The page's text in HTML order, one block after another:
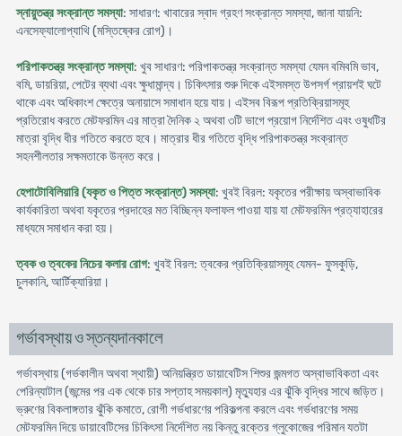
স্নায়ুতন্ত্র সংক্রান্ত সমস্যা: সাধারণ: খাবারের স্বাদ গ্রহণ সংক্রান্ত সমস্যা, জানা যায়নি:
এনসেফ্যালোপ্যাথি (মস্তিষ্কের রোগ)।
পরিপাকতন্ত্র সংক্রান্ত সমস্যা: খুব সাধারণ: পরিপাকতন্ত্র সংক্রান্ত সমস্যা যেমন বমিবমি ভাব,
বমি, ডায়রিয়া, পেটের ব্যথা এবং ক্ষুধামান্দ্য। চিকিৎসার শুরু দিকে এইসমস্ত উপসর্গ প্রায়শই ঘটে
থাকে এবং অধিকাংশ ক্ষেত্রে অনায়াসে সমাধান হয়ে যায়। এইসব বিরূপ প্রতিক্রিয়াসমূহ
প্রতিরোধ করতে মেটফরমিন এর মাত্রা দৈনিক ২ অথবা ৩টি ভাগে প্রয়োগ নির্দেশিত এবং ওষুধটির
মাত্রা বৃদ্ধি ধীর গতিতে করতে হবে। মাত্রার ধীর গতিতে বৃদ্ধি পরিপাকতন্ত্র সংক্রান্ত
সহনশীলতার সক্ষমতাকে উন্নত করে।
হেপাটোবিলিয়ারি (যকৃত ও পিত্ত সংক্রান্ত) সমস্যা: খুবই বিরল: যকৃতের পরীক্ষায় অস্বাভাবিক
কার্যকারিতা অথবা যকৃতের প্রদাহের মত বিচ্ছিন্ন ফলাফল পাওয়া যায় যা মেটফরমিন প্রত্যাহারের
মাধ্যমে সমাধান করা হয়।
ত্বক ও ত্বকের নিচের কলার রোগ: খুবই বিরল: ত্বকের প্রতিক্রিয়াসমূহ যেমন- ফুসকুড়ি,
চুলকানি, আর্টিক্যারিয়া।
গর্ভাবস্থায় ও স্তন্যদানকালে
গর্ভাবস্থায় (গর্ভকালীন অথবা স্থায়ী) অনিয়ন্ত্রিত ডায়াবেটিস শিশুর জন্মগত অস্বাভাবিকতা এবং
পেরিন্যাটাল (জন্মের পর এক থেকে চার সপ্তাহ সময়কাল) মৃত্যুহার এর ঝুঁকি বৃদ্ধির সাথে জড়িত।
ভ্রুণের বিকলাঙ্গতার ঝুঁকি কমাতে, রোগী গর্ভধারণের পরিকল্পনা করলে এবং গর্ভধারণের সময়
মেটফরমিন দিয়ে ডায়াবেটিসের চিকিৎসা নির্দেশিত নয় কিন্তু রক্তের গ্লুকোজের পরিমান যতটা